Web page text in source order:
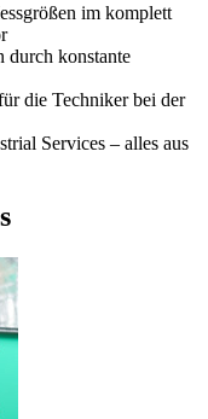
im komplett
durch konstante
die Techniker bei der
Services – alles aus